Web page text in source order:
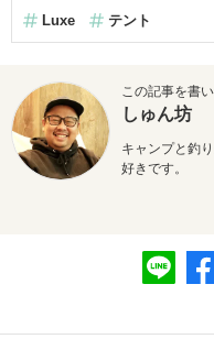
Luxe テント
この記事を書
しゅん坊
キャンプと釣
好きです。